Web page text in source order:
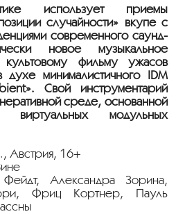
использует приемы
случайности» вкупе с
современного саунд-
новое музыкальное
фильму ужасов
минималистичного IDM
Свой инструментарий
среде, основанной
виртуальных модульных
Австрия, 16+
Александра Зорина,
Фриц Кортнер, Пауль